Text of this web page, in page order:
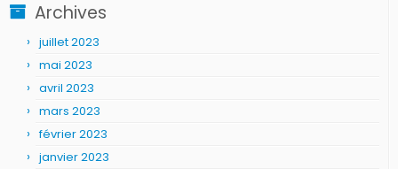
Archives
juillet 2023
mai 2023
avril 2023
mars 2023
février 2023
janvier 2023